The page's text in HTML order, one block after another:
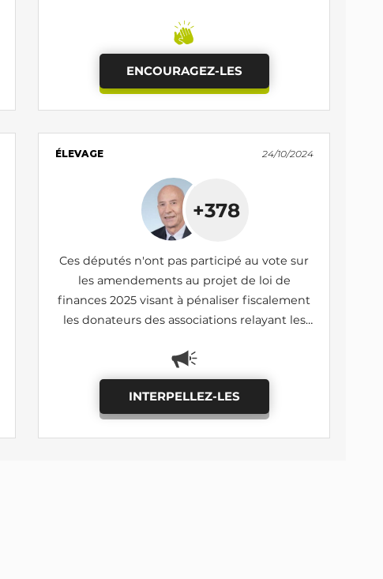
ENCOURAGEZ-LES
ÉLEVAGE 24/10/2024
+378
Ces députés n'ont pas participé au vote sur
les amendements au projet de loi de
finances 2025 visant à pénaliser fiscalement
les donateurs des associations relayant les
adoptés)
INTERPELLEZ-LES